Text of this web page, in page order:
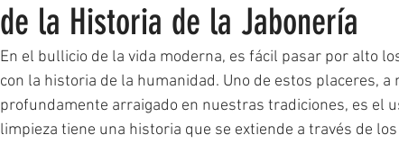
de la Historia de la Jabonería
En el bullicio de la vida moderna, es fácil pasar por alto
con la historia de la humanidad. Uno de estos placeres,
profundamente arraigado en nuestras tradiciones, es el
limpieza tiene una historia que se extiende a través de